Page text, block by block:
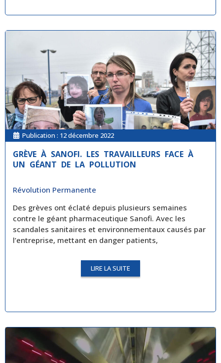
Publication : 12 décembre 2022
GRÈVE À SANOFI. LES TRAVAILLEURS FACE À
UN GÉANT DE LA POLLUTION
Révolution Permanente
Des grèves ont éclaté depuis plusieurs semaines
contre le géant pharmaceutique Sanofi. Avec les
scandales sanitaires et environnementaux causés par
l’entreprise, mettant en danger patients,
LIRE LA SUITE